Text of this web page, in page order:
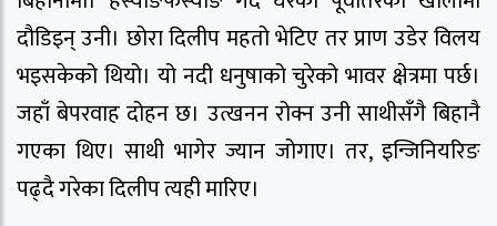
दौडिइन् उनी। छोरा दिलीप महतो भेटिए तर प्राण उडेर विलय
भइसकेको थियो। यो नदी धनुषाको चुरेको भावर क्षेत्रमा पर्छ।
जहाँ बेपरवाह दोहन छ। उत्खनन रोक्न उनी साथीसँगै बिहानै
गएका थिए। साथी भागेर ज्यान जोगाए। तर, इन्जिनियरिङ
पढ्दै गरेका दिलीप त्यही मारिए।